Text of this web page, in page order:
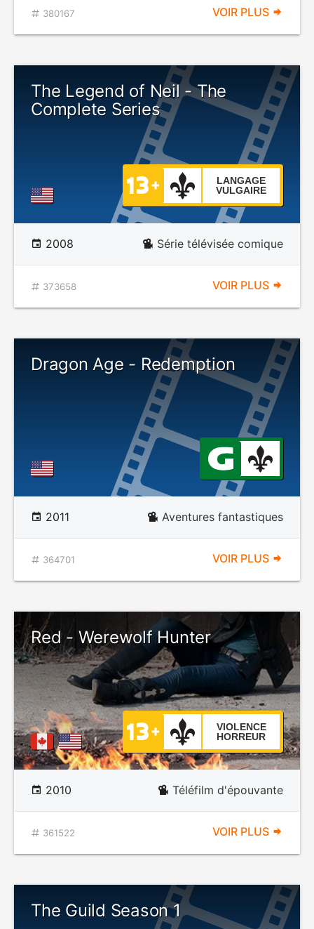
380167 VOIR PLUS
The Legend of Neil - The
Complete Series
LANGAGE
VULGAIRE
2008 Série télévisée comique
373658 VOIR PLUS
Dragon Age - Redemption
2011 Aventures fantastiques
364701 VOIR PLUS
Red - Werewolf Hunter
VIOLENCE
HORREUR
2010 Téléfilm d'épouvante
361522 VOIR PLUS
The Guild Season 1